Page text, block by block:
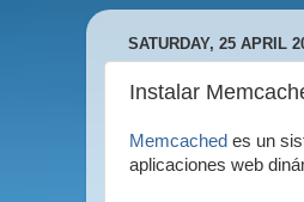
SATURDAY, 25 APRIL
Instalar
Memcached es un
aplicaciones web